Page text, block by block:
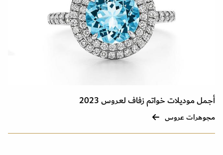
أجمل موديلات خواتم زفاف لعروس 2023
مجوهرات عروس